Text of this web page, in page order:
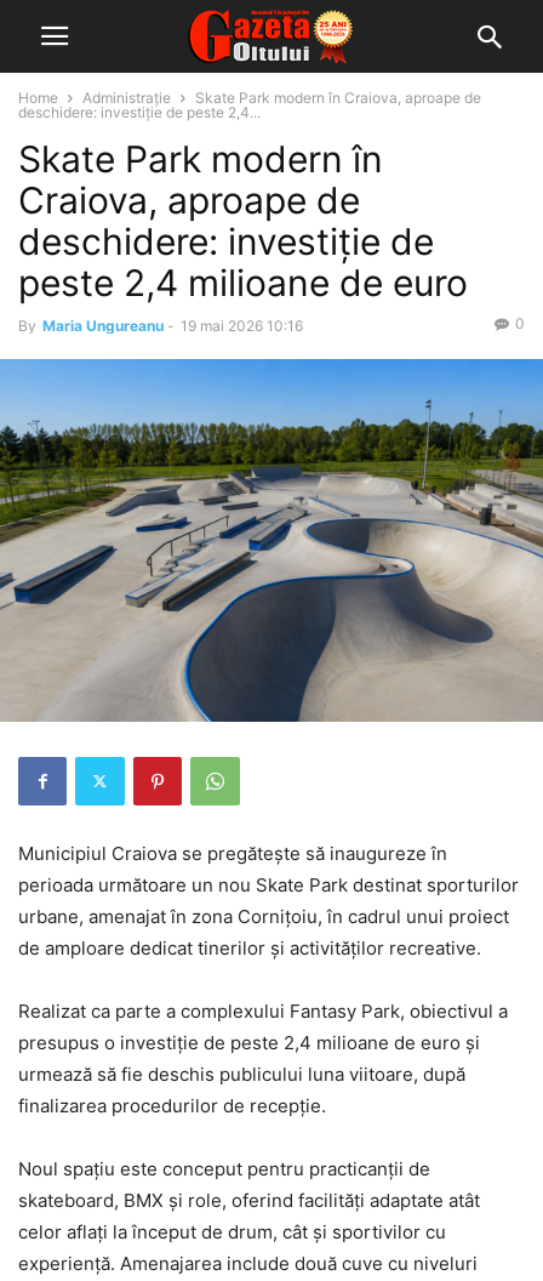
Home Administrație
Skate Park modern în Craiova, aproape de
deschidere: investiție de peste 2,4...
Skate Park modern în
Craiova, aproape de
deschidere: investiție de
peste 2,4 milioane de euro
By Maria Ungureanu - 19 mai 2026 10:16 0
Municipiul Craiova se pregătește să inaugureze în
perioada următoare un nou Skate Park destinat sporturilor
urbane, amenajat în zona Cornițoiu, în cadrul unui proiect
de amploare dedicat tinerilor și activităților recreative.
Realizat ca parte a complexului Fantasy Park, obiectivul a
presupus o investiție de peste 2,4 milioane de euro și
urmează să fie deschis publicului luna viitoare, după
finalizarea procedurilor de recepție.
Noul spațiu este conceput pentru practicanții de
skateboard, BMX și role, oferind facilități adaptate atât
celor aflați la început de drum, cât și sportivilor cu
experiență. Amenajarea include două cuve cu niveluri